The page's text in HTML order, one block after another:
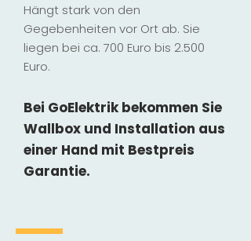
Hängt stark von den
Gegebenheiten vor Ort ab. Sie
liegen bei ca. 700 Euro bis 2.500
Euro.
Bei GoElektrik bekommen Sie
Wallbox und Installation aus
einer Hand mit Bestpreis
Garantie.